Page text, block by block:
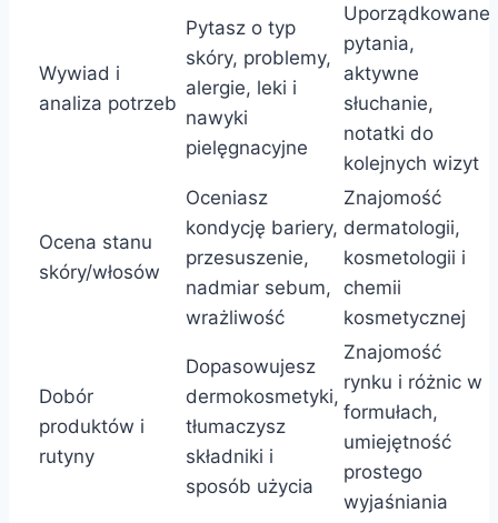
Wywiad i
analiza potrzeb
Pytasz o typ
skóry, problemy,
alergie, leki i
nawyki
pielęgnacyjne
Uporządkowane
pytania,
aktywne
słuchanie,
notatki do
kolejnych wizyt
Ocena stanu
skóry/włosów
Oceniasz
kondycję bariery,
przesuszenie,
nadmiar sebum,
wrażliwość
Znajomość
dermatologii,
kosmetologii i
chemii
kosmetycznej
Dobór
produktów i
rutyny
Dopasowujesz
dermokosmetyki,
tłumaczysz
składniki i
sposób użycia
Znajomość
rynku i różnic w
formułach,
umiejętność
prostego
wyjaśniania